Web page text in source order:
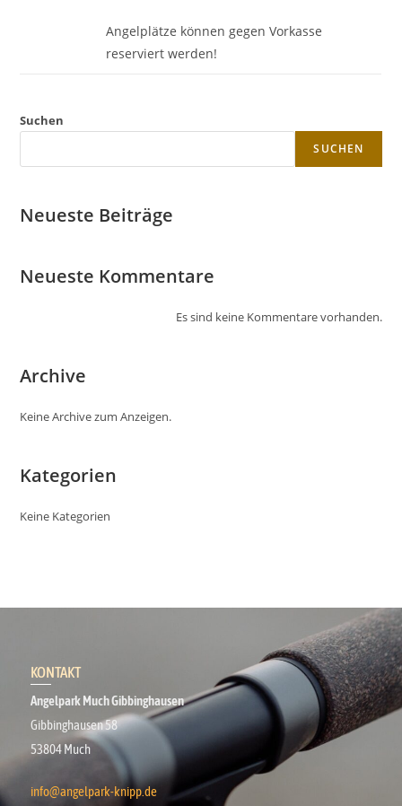
Angelplätze können gegen Vorkasse
reserviert werden!
Suchen
SUCHEN
Neueste Beiträge
Neueste Kommentare
Es sind keine Kommentare vorhanden.
Archive
Keine Archive zum Anzeigen.
Kategorien
Keine Kategorien
KONTAKT
Angelpark Much Gibbinghausen
Gibbinghausen 58
53804 Much
info@angelpark-knipp.de